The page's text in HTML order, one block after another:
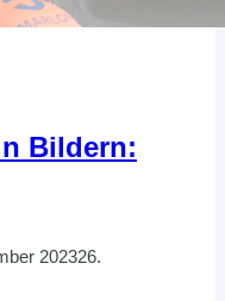
Bildern:
202326.